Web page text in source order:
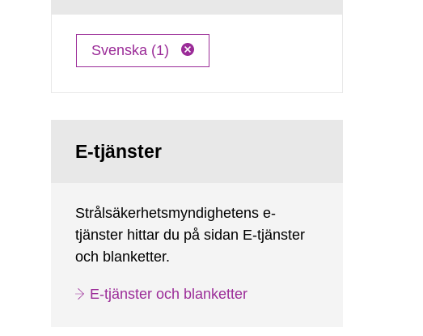
Svenska (1)
E-tjänster
Strålsäkerhetsmyndighetens e-
tjänster hittar du på sidan E-tjänster
och blanketter.
E-tjänster och blanketter